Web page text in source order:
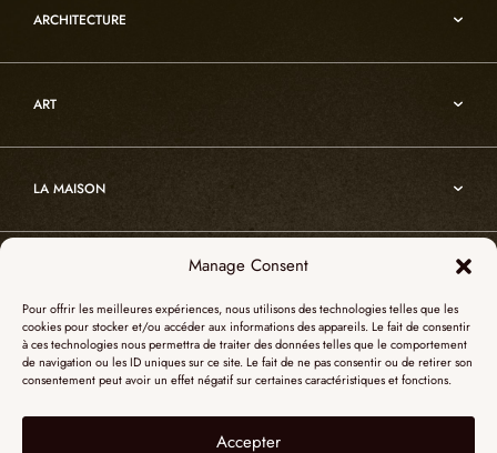
Manage Consent
Pour offrir les meilleures expériences, nous utilisons des technologies telles que les
cookies pour stocker et/ou accéder aux informations des appareils. Le fait de consentir
à ces technologies nous permettra de traiter des données telles que le comportement
de navigation ou les ID uniques sur ce site. Le fait de ne pas consentir ou de retirer son
consentement peut avoir un effet négatif sur certaines caractéristiques et fonctions.
Accepter
Incandescence
Cristal de roche
Edition
Luminaires en cristal de roche
Mobiliers d’art usuel
Décoration
ARCHITECTURE
Sur-mesure
Nos références
ART
LA MAISON
L’atelier
Catalogues
Revue de presse
L’albâtre
55, Quai des Grands Augustins
75006 Paris
+ 33 (0)1 73 95 03 20
SHOWROOM NEW YORK
51 Hudson street